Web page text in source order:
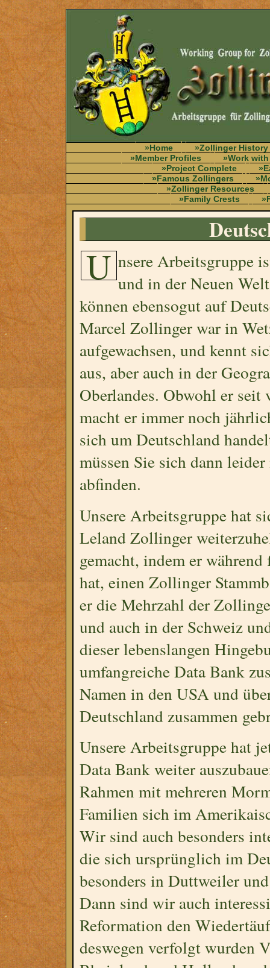
»Home
»Zollinger History
»Member Profiles
»Work with
»Project Complete
»Famous Zollingers
»Zollinger Resources
»Family Crests
U nsere Arbeitsgruppe
und in der Neuen
können ebensogut auf
Marcel Zollinger war in
aufgewachsen, und kennt
aus, aber auch in der
Oberlandes. Obwohl er
macht er immer noch
sich um Deutschland
müssen Sie sich dann
abfinden.
Unsere Arbeitsgruppe hat
Leland Zollinger
gemacht, indem er
hat, einen Zollinger
er die Mehrzahl der
und auch in der Schweiz
dieser lebenslangen
umfangreiche Data Bank
Namen in den USA und
Deutschland zusammen
Unsere Arbeitsgruppe hat
Data Bank weiter
Rahmen mit mehreren
Familien sich im
Wir sind auch besonders
die sich ursprünglich im
besonders in Duttweiler
Dann sind wir auch
Reformation den
deswegen verfolgt wurden